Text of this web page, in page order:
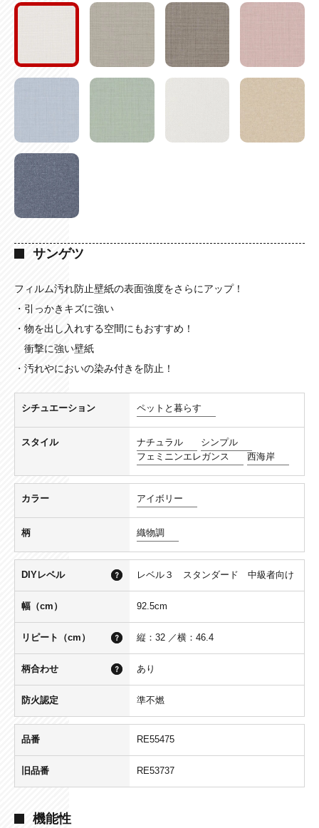
サンゲツ
フィルム汚れ防止壁紙の表面強度をさらにアップ！
・引っかきキズに強い
・物を出し入れする空間にもおすすめ！
衝撃に強い壁紙
・汚れやにおいの染み付きを防止！
シチュエーション ペットと暮らす
スタイル ナチュラル
シンプル
フェミニンエレガンス
西海岸
カラー アイボリー
柄 織物調
DIYレベル レベル３ スタンダード 中級者向け
幅（cm） 92.5cm
リピート（cm） 縦：32 ／横：46.4
柄合わせ あり
防火認定 準不燃
品番 RE55475
旧品番 RE53737
機能性